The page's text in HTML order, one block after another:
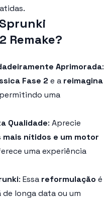
Remake?
Aprimorada:
Fase 2 e a reimagina
uma
Qualidade: Aprecie
nítidos e um motor
uma experiência
: Essa reformulação é
longa data ou um